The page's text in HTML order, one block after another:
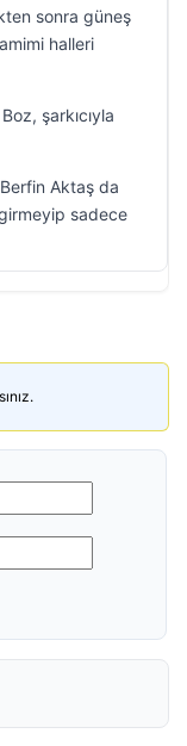
sonra güneş
halleri
şarkıcıyla
Aktaş da
sadece